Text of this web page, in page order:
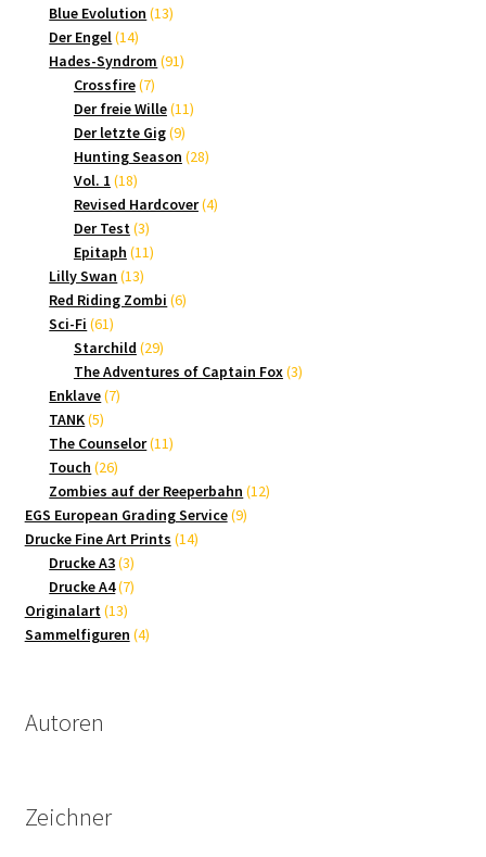
Produkte
Blue Evolution 1313
Der Engel 1414
Produkte
Hades-Syndrom 9191
Crossfire 77
Produkte
Der freie Wille 1111
Der letzte Gig 99
Produkte
Hunting Season 2828
Vol. 1 1818
Produkte
Revised Hardcover 44
Der Test 33
Produkte
Epitaph 1111
Lilly Swan 1313
Produkte
Red Riding Zombi 66
Sci-Fi 6161
Produkte
Starchild 2929
Produkte
The Adventures of Captain Fox 33
Enklave 77
TANK 55
Produkte
The Counselor 1111
Touch 2626
Produkte
Zombies auf der Reeperbahn 1212
EGS European Grading Service 99
Drucke Fine Art Prints 1414
Drucke A3 33
Produkte
Drucke A4 77
Originalart 1313
Produkte
Sammelfiguren 44
Autoren
Zeichner